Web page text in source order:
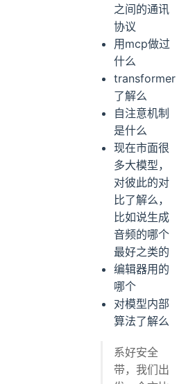
之间的通讯
协议
用mcp做过
什么
transformer
了解么
自注意机制
是什么
现在市面很
多大模型，
对彼此的对
比了解么，
比如说生成
音频的哪个
最好之类的
编辑器用的
哪个
对模型内部
算法了解么
系好安全
带，我们出